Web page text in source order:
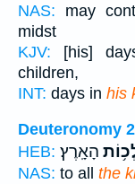
NAS: may
midst
KJV: [his]
children,
INT: days in his
Deuteronomy
HEB: הָאָֽרֶץ׃
NAS: to all the